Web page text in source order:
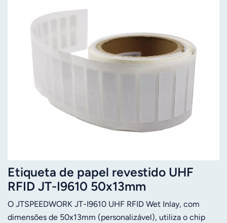
Etiqueta de papel revestido UHF
RFID JT-I9610 50x13mm
O JTSPEEDWORK JT-I9610 UHF RFID Wet Inlay, com
dimensões de 50x13mm (personalizável), utiliza o chip